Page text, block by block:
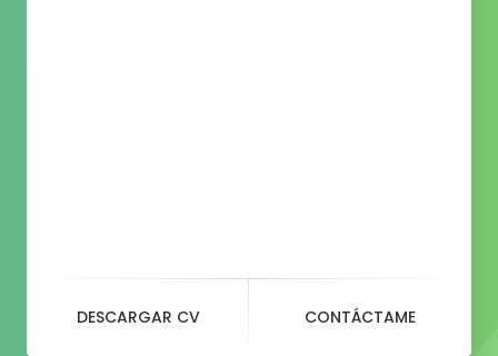
DESCARGAR CV CONTÁCTAME